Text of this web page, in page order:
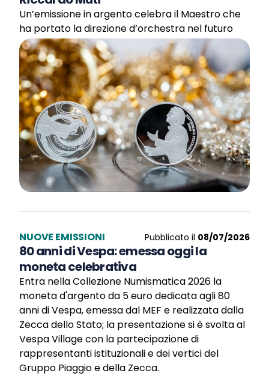
Un’emissione in argento celebra il Maestro che
ha portato la direzione d’orchestra nel futuro
NUOVE EMISSIONI Pubblicato il 08/07/2026
80 anni di Vespa: emessa oggi la
moneta celebrativa
Entra nella Collezione Numismatica 2026 la
moneta d'argento da 5 euro dedicata agli 80
anni di Vespa, emessa dal MEF e realizzata dalla
Zecca dello Stato; la presentazione si è svolta al
Vespa Village con la partecipazione di
rappresentanti istituzionali e dei vertici del
Gruppo Piaggio e della Zecca.